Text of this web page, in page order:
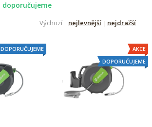
doporučujeme
Výchozí nejlevnější nejdražší
DOPORUČUJEME
AKCE
DOPORUČUJEME